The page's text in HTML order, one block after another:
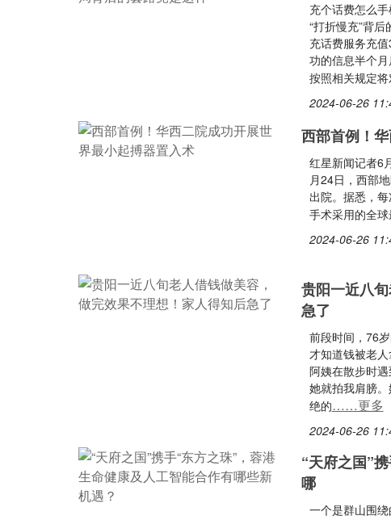
充个话费怎么
“打折慢充”背
充话费服务充
功的信息半个
按照相关规定
2024-06-26
西部首例！
红星新闻记者6
月24日，西部
出院。据悉，
手术采用的全球
2024-06-26
贵阳一近八
急了
前段时间，76
才知道钱被老
阿姨在散步时
她就拍我肩膀
绝的……更多
2024-06-26
“天府之国”
哪
一个是群山围